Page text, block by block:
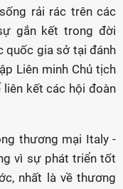
rải rác trên các
gắn kết trong đời
quốc gia sở tại đánh
Liên minh Chủ tịch
kết các hội đoàn
thương mại Italy -
vì sự phát triển tốt
nhất là về thương